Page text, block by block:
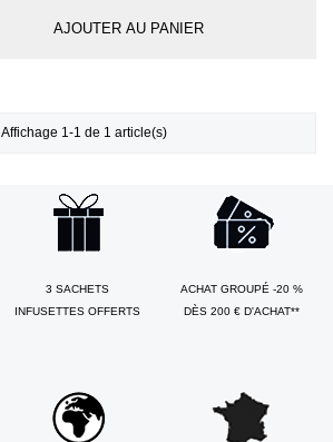
AJOUTER AU PANIER
Affichage 1-1 de 1 article(s)
3 SACHETS
INFUSETTES OFFERTS
ACHAT GROUPÉ -20 %
DÈS 200 € D'ACHAT**